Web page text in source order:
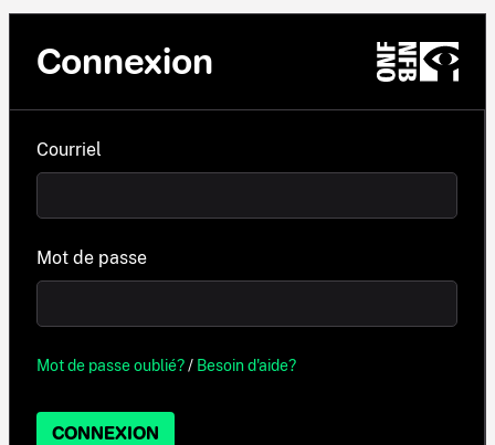
Connexion
Courriel
Mot de passe
Mot de passe oublié?/ Besoin d'aide?
CONNEXION